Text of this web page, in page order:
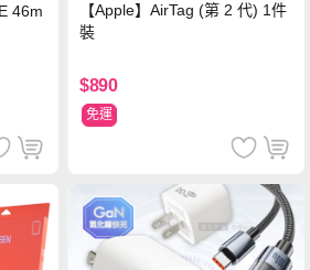
46m
【Apple】AirTag (第 2 代) 1件
裝
$890
免運